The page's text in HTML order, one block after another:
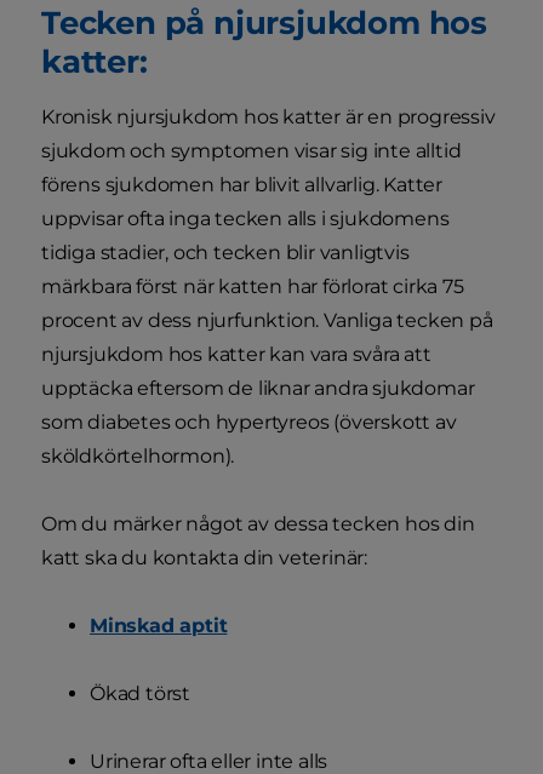
Tecken på njursjukdom hos
katter:
Kronisk njursjukdom hos katter är en progressiv
sjukdom och symptomen visar sig inte alltid
förens sjukdomen har blivit allvarlig. Katter
uppvisar ofta inga tecken alls i sjukdomens
tidiga stadier, och tecken blir vanligtvis
märkbara först när katten har förlorat cirka 75
procent av dess njurfunktion. Vanliga tecken på
njursjukdom hos katter kan vara svåra att
upptäcka eftersom de liknar andra sjukdomar
som diabetes och hypertyreos (överskott av
sköldkörtelhormon).
Om du märker något av dessa tecken hos din
katt ska du kontakta din veterinär:
Minskad aptit
Ökad törst
Urinerar ofta eller inte alls